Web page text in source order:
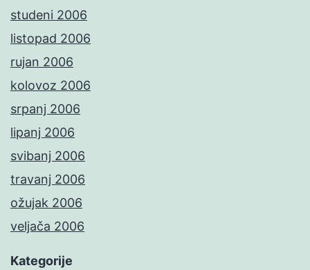
studeni 2006
listopad 2006
rujan 2006
kolovoz 2006
srpanj 2006
lipanj 2006
svibanj 2006
travanj 2006
ožujak 2006
veljača 2006
Kategorije